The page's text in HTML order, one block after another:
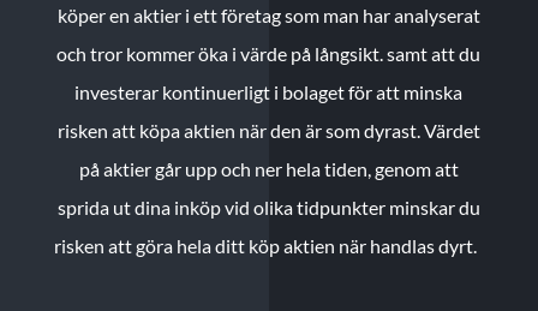
köper en aktier i ett företag som man har analyserat
och tror kommer öka i värde på långsikt. samt att du
investerar kontinuerligt i bolaget för att minska
risken att köpa aktien när den är som dyrast. Värdet
på aktier går upp och ner hela tiden, genom att
sprida ut dina inköp vid olika tidpunkter minskar du
risken att göra hela ditt köp aktien när handlas dyrt.